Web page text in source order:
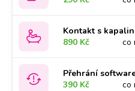
Kontakt s
890 Kč
co
Přehrání
390 Kč
co